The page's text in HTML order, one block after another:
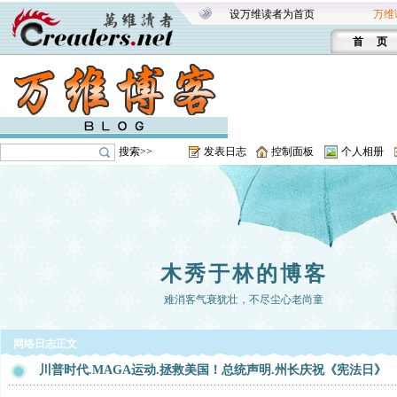
设万维读者为首页 万维
首 页
搜索>> 发表日志 控制面板 个人相册
木秀于林的博客
难消客气衰犹壮，不尽尘心老尚童
网络日志正文
川普时代.MAGA运动.拯救美国！总统声明.州长庆祝《宪法日》